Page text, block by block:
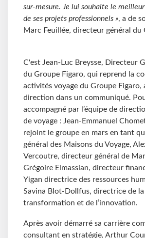
sur-mesure. Je lui souhaite le
de ses projets professionnels », a de
Marc Feuillée, directeur général du
C'est Jean-Luc Breysse, Directeur
du Groupe Figaro, qui reprend la
activités voyage du Groupe Figaro,
direction dans un communiqué.
accompagné par l’équipe de
de voyage : Jean-Emmanuel
rejoint le groupe en mars en tant
général des Maisons du Voyage,
Vercoutre, directeur général de
Grégoire Elmassian, directeur
Yigan directrice des ressources
Savina Blot-Dollfus, directrice de la
transformation et de l’innovation.
Après avoir démarré sa carrière
consultant en stratégie, Arthur